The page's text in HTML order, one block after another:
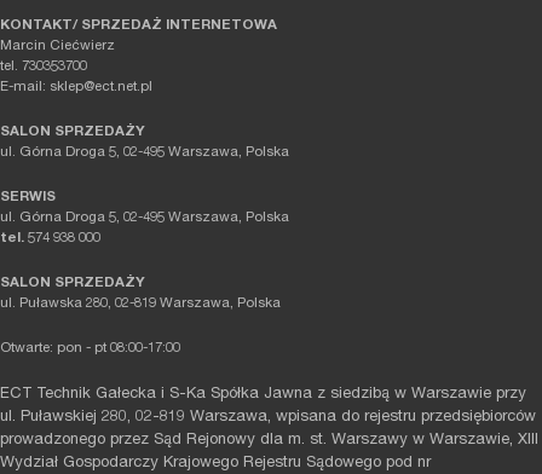
KONTAKT/ SPRZEDAŻ INTERNETOWA
Marcin Ciećwierz
tel. 730353700
E-mail: sklep@ect.net.pl
SALON SPRZEDAŻY
ul. Górna Droga 5, 02-495 Warszawa, Polska
SERWIS
ul. Górna Droga 5, 02-495 Warszawa, Polska
tel. 574 938 000
SALON SPRZEDAŻY
ul. Puławska 280, 02-819 Warszawa, Polska
Otwarte: pon - pt 08:00-17:00
ECT Technik Gałecka i S-Ka Spółka Jawna z siedzibą w Warszawie przy
ul. Puławskiej 280, 02-819 Warszawa, wpisana do rejestru przedsiębiorców
prowadzonego przez Sąd Rejonowy dla m. st. Warszawy w Warszawie, XIII
Wydział Gospodarczy Krajowego Rejestru Sądowego pod nr